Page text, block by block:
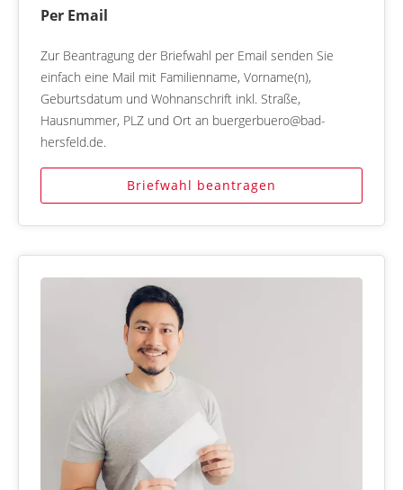
Per Email
Zur Beantragung der Briefwahl per Email senden Sie
einfach eine Mail mit Familienname, Vorname(n),
Geburtsdatum und Wohnanschrift inkl. Straße,
Hausnummer, PLZ und Ort an buergerbuero@bad-
hersfeld.de.
Briefwahl beantragen